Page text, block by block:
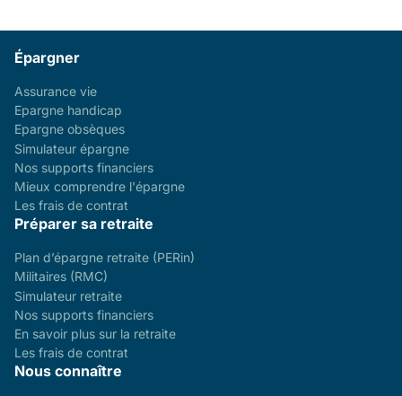
Épargner
Assurance vie
Epargne handicap
Epargne obsèques
Simulateur épargne
Nos supports financiers
Mieux comprendre l'épargne
Les frais de contrat
Préparer sa retraite
Plan d’épargne retraite (PERin)
Militaires (RMC)
Simulateur retraite
Nos supports financiers
En savoir plus sur la retraite
Les frais de contrat
Nous connaître